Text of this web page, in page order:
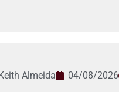
Keith Almeida 04/08/2026